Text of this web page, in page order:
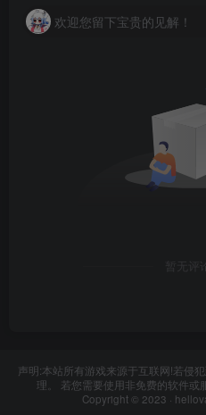
欢迎您留下宝贵的见解！
暂无评
声明:本站所有游戏来源于互联网!若侵
理。 若您需要使用非免费的软件或
Copyright © 2023 ·